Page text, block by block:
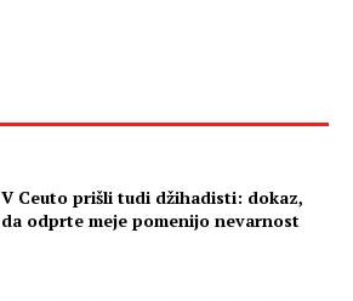
V Ceuto prišli tudi džihadisti: dokaz,
da odprte meje pomenijo nevarnost